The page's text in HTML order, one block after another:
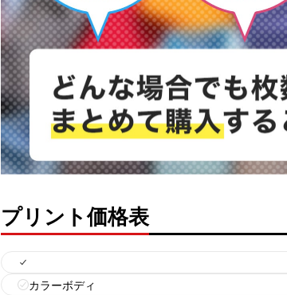
プリント価格表
カラーボディ